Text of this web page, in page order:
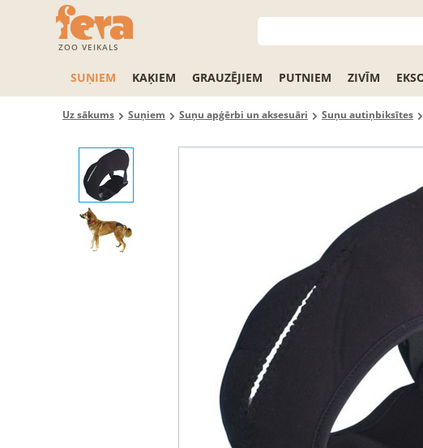
ZOO VEIKALS
SUŅIEM KAĶIEM GRAUZĒJIEM PUTNIEM ZIVĪM
Uz sākums Suņiem Suņu apģērbi un aksesuāri Suņu autiņbiksītes